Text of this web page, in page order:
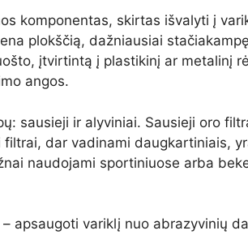
komponentas, skirtas išvalyti į
plokščią, dažniausiai
įtvirtintą į plastikinį ar metalinį
angos.
sausieji ir alyviniai. Sausieji oro
dar vadinami daugkartiniais,
naudojami sportiniuose arba
apsaugoti variklį nuo abrazyvinių